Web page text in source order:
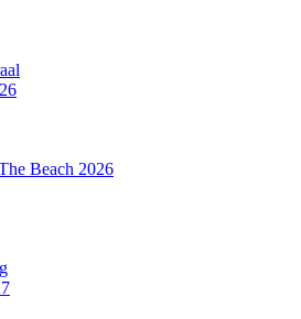
Beach 2026